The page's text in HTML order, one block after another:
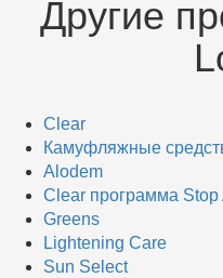
Другие
Clear
Кaмуфляжные
Alodem
Clear программа Stop
Greens
Lightening Care
Sun Select